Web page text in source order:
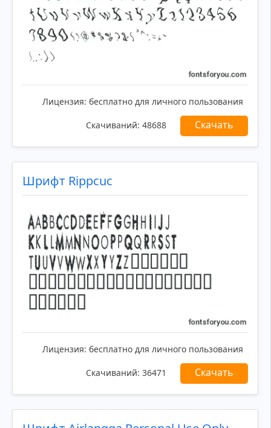
Лицензия: бесплатно для личного пользования
Скачиваний: 48688 Скачать
Шрифт Rippcuc
Лицензия: бесплатно для личного пользования
Скачиваний: 36471 Скачать